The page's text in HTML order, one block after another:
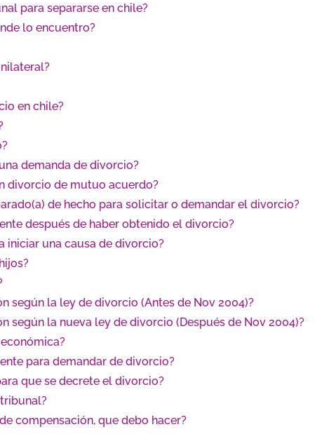
para separarse en chile?
lo encuentro?
en chile?
demanda de divorcio?
divorcio de mutuo acuerdo?
de hecho para solicitar o demandar el divorcio?
después de haber obtenido el divorcio?
iniciar una causa de divorcio?
según la ley de divorcio (Antes de Nov 2004)?
según la nueva ley de divorcio (Después de Nov 2004)?
para demandar de divorcio?
que se decrete el divorcio?
compensación, que debo hacer?